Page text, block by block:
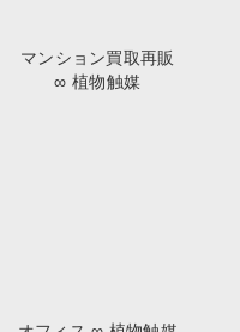
マンション買取再販
∞ 植物触媒